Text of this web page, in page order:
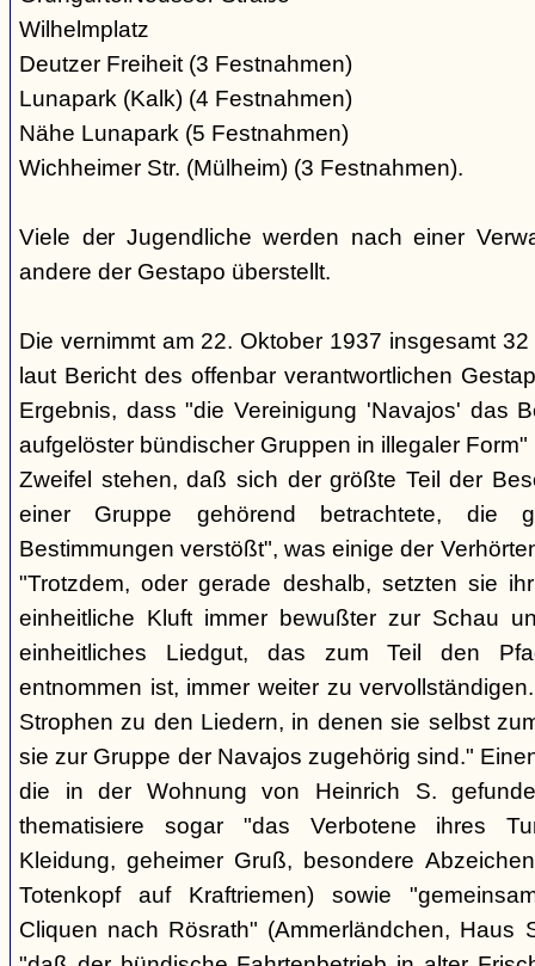
Wilhelmplatz
Deutzer Freiheit (3 Festnahmen)
Lunapark (Kalk) (4 Festnahmen)
Nähe Lunapark (5 Festnahmen)
Wichheimer Str. (Mülheim) (3 Festnahmen).
Viele der Jugendliche werden nach einer
andere der Gestapo überstellt.
Die vernimmt am 22. Oktober 1937 insgesamt
laut Bericht des offenbar verantwortlichen
Ergebnis, dass "die Vereinigung 'Navajos' das
aufgelöster bündischer Gruppen in illegaler
Zweifel stehen, daß sich der größte Teil der
einer Gruppe gehörend betrachtete, die
Bestimmungen verstößt", was einige der
"Trotzdem, oder gerade deshalb, setzten sie
einheitliche Kluft immer bewußter zur Schau
einheitliches Liedgut, das zum Teil den
entnommen ist, immer weiter zu
Strophen zu den Liedern, in denen sie selbst
sie zur Gruppe der Navajos zugehörig sind."
die in der Wohnung von Heinrich S.
thematisiere sogar "das Verbotene ihres
Kleidung, geheimer Gruß, besondere
Totenkopf auf Kraftriemen) sowie
Cliquen nach Rösrath" (Ammerländchen, Haus